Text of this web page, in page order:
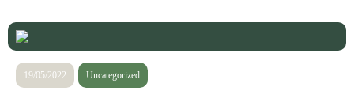
19/05/2022 Uncategorized